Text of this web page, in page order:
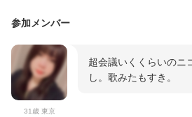
参加メンバー
31歳 東京
超会議いくくらいのニ
し。歌みたもすき。